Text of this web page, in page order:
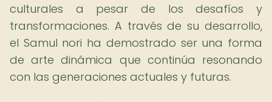
culturales a pesar de los desafíos y
transformaciones. A través de su desarrollo,
el Samul nori ha demostrado ser una forma
de arte dinámica que continúa resonando
con las generaciones actuales y futuras.